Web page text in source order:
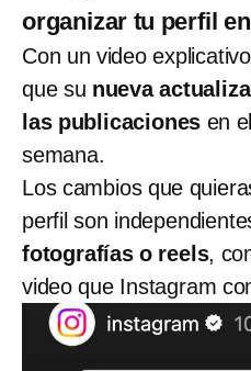
organizar tu perfil
Con un video
que su nueva
las publicaciones en
semana.
Los cambios que
perfil son
fotografías o reels,
video que Instagram